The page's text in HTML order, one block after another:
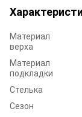
Материал
верха
Материал
подкладки
Стелька
Сезон